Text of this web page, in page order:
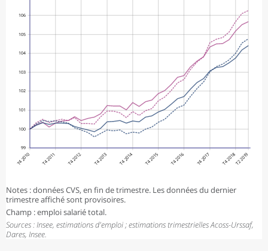
99
100
101
102
103
104
105
106
T4 2010 T4 2011 T4 2012 T4 2013 T4 2014 T4 2015 T4 2016 T4 2017 T4 2018T2 2019
Notes : données CVS, en fin de trimestre. Les données du dernier
trimestre affiché sont provisoires.
Champ : emploi salarié total.
Sources : Insee, estimations d'emploi ; estimations trimestrielles Acoss-Urssaf,
Dares, Insee.